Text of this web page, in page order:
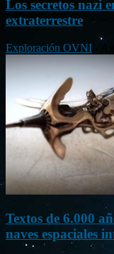
Los secretos nazi
extraterrestre
Exploración OVNI
Textos de 6.000
naves espaciales